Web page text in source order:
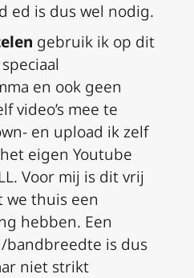
ed is dus wel nodig.
gebruik ik op dit
en ook geen
video’s mee te
en upload ik zelf
eigen Youtube
Voor mij is dit vrij
we thuis een
hebben. Een
is dus
niet strikt